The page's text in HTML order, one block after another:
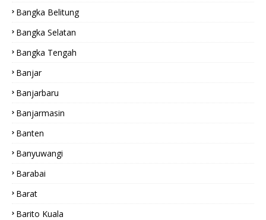
Bangka Belitung
Bangka Selatan
Bangka Tengah
Banjar
Banjarbaru
Banjarmasin
Banten
Banyuwangi
Barabai
Barat
Barito Kuala